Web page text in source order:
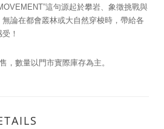
這句源起於攀岩、象徵挑戰與
論在都會叢林或大自然穿梭時，帶給各
！
數量以門市實際庫存為主。